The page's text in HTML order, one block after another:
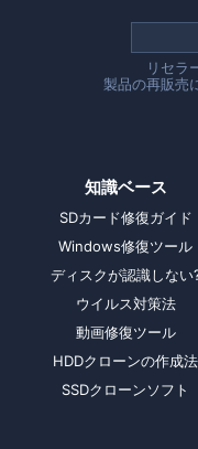
リセラ
製品の再販売
知識ベース
SDカード修復ガイド
Windows修復ツール
ディスクが認識しない
ウイルス対策法
動画修復ツール
HDDクローンの作成法
SSDクローンソフト